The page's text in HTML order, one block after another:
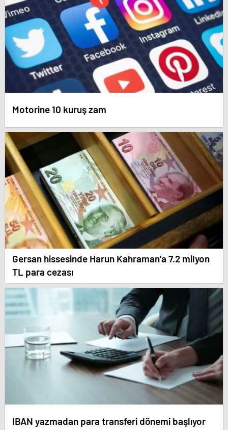
Motorine 10 kuruş zam
Gersan hissesinde Harun Kahraman’a 7.2 milyon
TL para cezası
IBAN yazmadan para transferi dönemi başlıyor